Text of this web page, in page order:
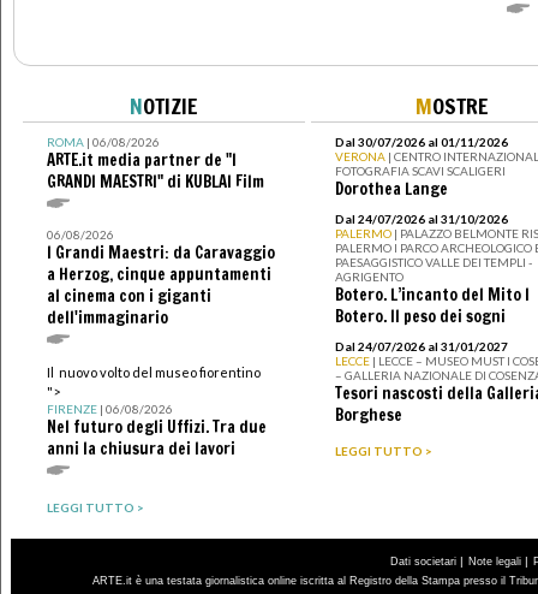
NOTIZIE
ROMA| 06/08/2026
ARTE.it media partner de "I
GRANDI MAESTRI" di KUBLAI Film
06/08/2026
I Grandi Maestri: da Caravaggio
a Herzog, cinque appuntamenti
al cinema con i giganti
dell'immaginario
Il nuovo volto del museo fiorentino
">
FIRENZE| 06/08/2026
Nel futuro degli Uffizi. Tra due
anni la chiusura dei lavori
LEGGI TUTTO >
MOSTRE
Dal 30/07/2026 al 01/11/2026
VERONA | CENTRO
FOTOGRAFIA SCAVI SCALIGERI
Dorothea Lange
Dal 24/07/2026 al 31/10/2026
PALERMO | PALAZZO BELMONTE
PALERMO I PARCO ARCHEOLOGICO
PAESAGGISTICO VALLE DEI TEMPLI -
AGRIGENTO
Botero. L’incanto del Mito I
Botero. Il peso dei sogni
Dal 24/07/2026 al 31/01/2027
LECCE | LECCE – MUSEO MUST I
– GALLERIA NAZIONALE DI
Tesori nascosti della
Borghese
LEGGI TUTTO >
Dati societari | Note legali |
ARTE.it è una testata giornalistica online iscritta al Registro della Stampa presso il